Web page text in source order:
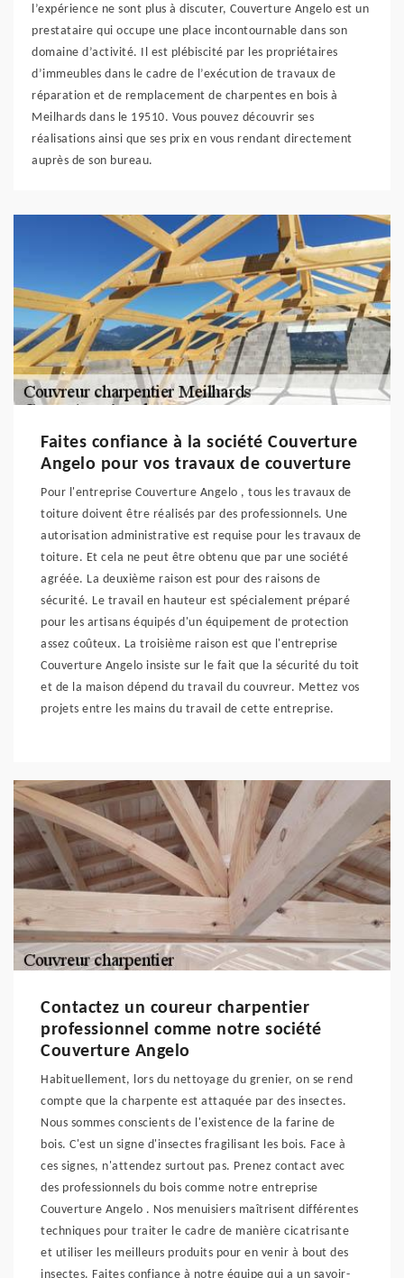
l’expérience ne sont plus à discuter, Couverture Angelo est un
prestataire qui occupe une place incontournable dans son
domaine d’activité. Il est plébiscité par les propriétaires
d’immeubles dans le cadre de l’exécution de travaux de
réparation et de remplacement de charpentes en bois à
Meilhards dans le 19510. Vous pouvez découvrir ses
réalisations ainsi que ses prix en vous rendant directement
auprès de son bureau.
Faites confiance à la société Couverture
Angelo pour vos travaux de couverture
Pour l'entreprise Couverture Angelo , tous les travaux de
toiture doivent être réalisés par des professionnels. Une
autorisation administrative est requise pour les travaux de
toiture. Et cela ne peut être obtenu que par une société
agréée. La deuxième raison est pour des raisons de
sécurité. Le travail en hauteur est spécialement préparé
pour les artisans équipés d'un équipement de protection
assez coûteux. La troisième raison est que l'entreprise
Couverture Angelo insiste sur le fait que la sécurité du toit
et de la maison dépend du travail du couvreur. Mettez vos
projets entre les mains du travail de cette entreprise.
Contactez un coureur charpentier
professionnel comme notre société
Couverture Angelo
Habituellement, lors du nettoyage du grenier, on se rend
compte que la charpente est attaquée par des insectes.
Nous sommes conscients de l'existence de la farine de
bois. C'est un signe d'insectes fragilisant les bois. Face à
ces signes, n'attendez surtout pas. Prenez contact avec
des professionnels du bois comme notre entreprise
Couverture Angelo . Nos menuisiers maîtrisent différentes
techniques pour traiter le cadre de manière cicatrisante
et utiliser les meilleurs produits pour en venir à bout des
insectes. Faites confiance à notre équipe qui a un savoir-